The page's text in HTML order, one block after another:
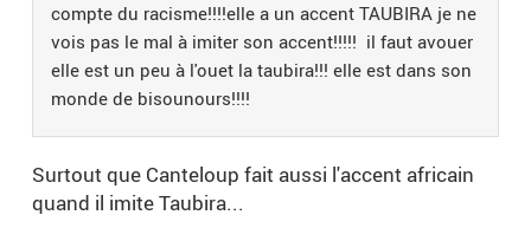
compte du racisme!!!!elle a un accent TAUBIRA je ne
vois pas le mal à imiter son accent!!!!! il faut avouer
elle est un peu à l'ouet la taubira!!! elle est dans son
monde de bisounours!!!!
Surtout que Canteloup fait aussi l'accent africain
quand il imite Taubira...